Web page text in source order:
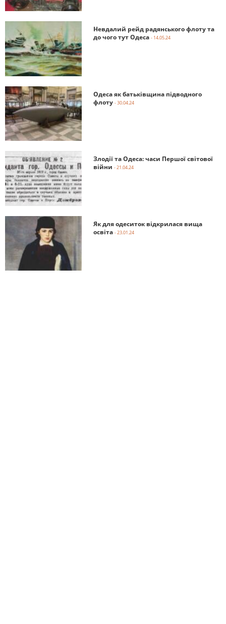
Невдалий рейд радянського флоту та
до чого тут Одеса - 14.05.24
Одеса як батьківщина підводного
флоту - 30.04.24
Злодії та Одеса: часи Першої світової
війни - 21.04.24
Як для одеситок відкрилася вища
освіта - 23.01.24